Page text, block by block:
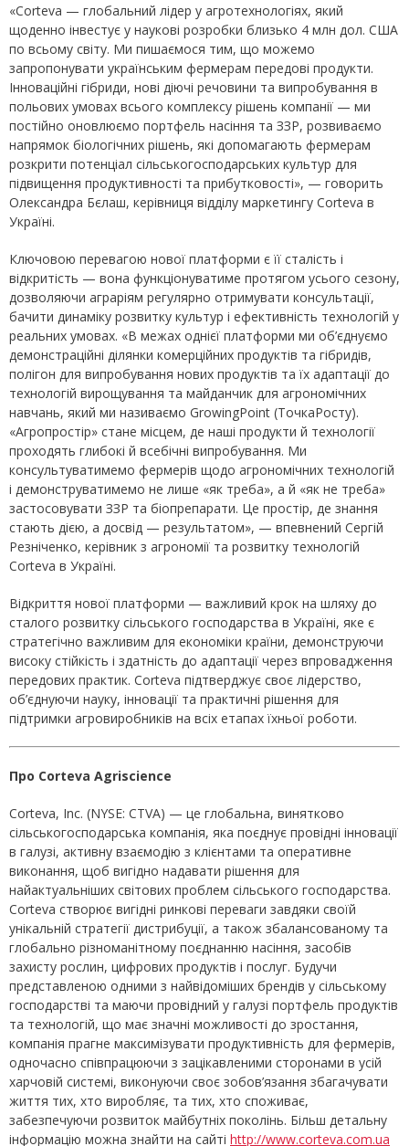
«Corteva — глобальний лідер у агротехнологіях, який
щоденно інвестує у наукові розробки близько 4 млн дол. США
по всьому світу. Ми пишаємося тим, що можемо
запропонувати українським фермерам передові продукти.
Інноваційні гібриди, нові діючі речовини та випробування в
польових умовах всього комплексу рішень компанії — ми
постійно оновлюємо портфель насіння та ЗЗР, розвиваємо
напрямок біологічних рішень, які допомагають фермерам
розкрити потенціал сільськогосподарських культур для
підвищення продуктивності та прибутковості», — говорить
Олександра Бєлаш, керівниця відділу маркетингу Corteva в
Україні.
Ключовою перевагою нової платформи є її сталість і
відкритість — вона функціонуватиме протягом усього сезону,
дозволяючи аграріям регулярно отримувати консультації,
бачити динаміку розвитку культур і ефективність технологій у
реальних умовах. «В межах однієї платформи ми об’єднуємо
демонстраційні ділянки комерційних продуктів та гібридів,
полігон для випробування нових продуктів та їх адаптації до
технологій вирощування та майданчик для агрономічних
навчань, який ми називаємо GrowingPoint (ТочкаРосту).
«Агропростір» стане місцем, де наші продукти й технології
проходять глибокі й всебічні випробування. Ми
консультуватимемо фермерів щодо агрономічних технологій
і демонструватимемо не лише «як треба», а й «як не треба»
застосовувати ЗЗР та біопрепарати. Це простір, де знання
стають дією, а досвід — результатом», — впевнений Сергій
Резніченко, керівник з агрономії та розвитку технологій
Corteva в Україні.
Відкриття нової платформи — важливий крок на шляху до
сталого розвитку сільського господарства в Україні, яке є
стратегічно важливим для економіки країни, демонструючи
високу стійкість і здатність до адаптації через впровадження
передових практик. Corteva підтверджує своє лідерство,
об’єднуючи науку, інновації та практичні рішення для
підтримки агровиробників на всіх етапах їхньої роботи.
Про Corteva Agriscience
Corteva, Inc. (NYSE: CTVA) — це глобальна, винятково
сільськогосподарська компанія, яка поєднує провідні інновації
в галузі, активну взаємодію з клієнтами та оперативне
виконання, щоб вигідно надавати рішення для
найактуальніших світових проблем сільського господарства.
Corteva створює вигідні ринкові переваги завдяки своїй
унікальній стратегії дистрибуції, а також збалансованому та
глобально різноманітному поєднанню насіння, засобів
захисту рослин, цифрових продуктів і послуг. Будучи
представленою одними з найвідоміших брендів у сільському
господарстві та маючи провідний у галузі портфель продуктів
та технологій, що має значні можливості до зростання,
компанія прагне максимізувати продуктивність для фермерів,
одночасно співпрацюючи з зацікавленими сторонами в усій
харчовій системі, виконуючи своє зобов’язання збагачувати
життя тих, хто виробляє, та тих, хто споживає,
забезпечуючи розвиток майбутніх поколінь. Більш детальну
інформацію можна знайти на сайті http://www.corteva.com.ua